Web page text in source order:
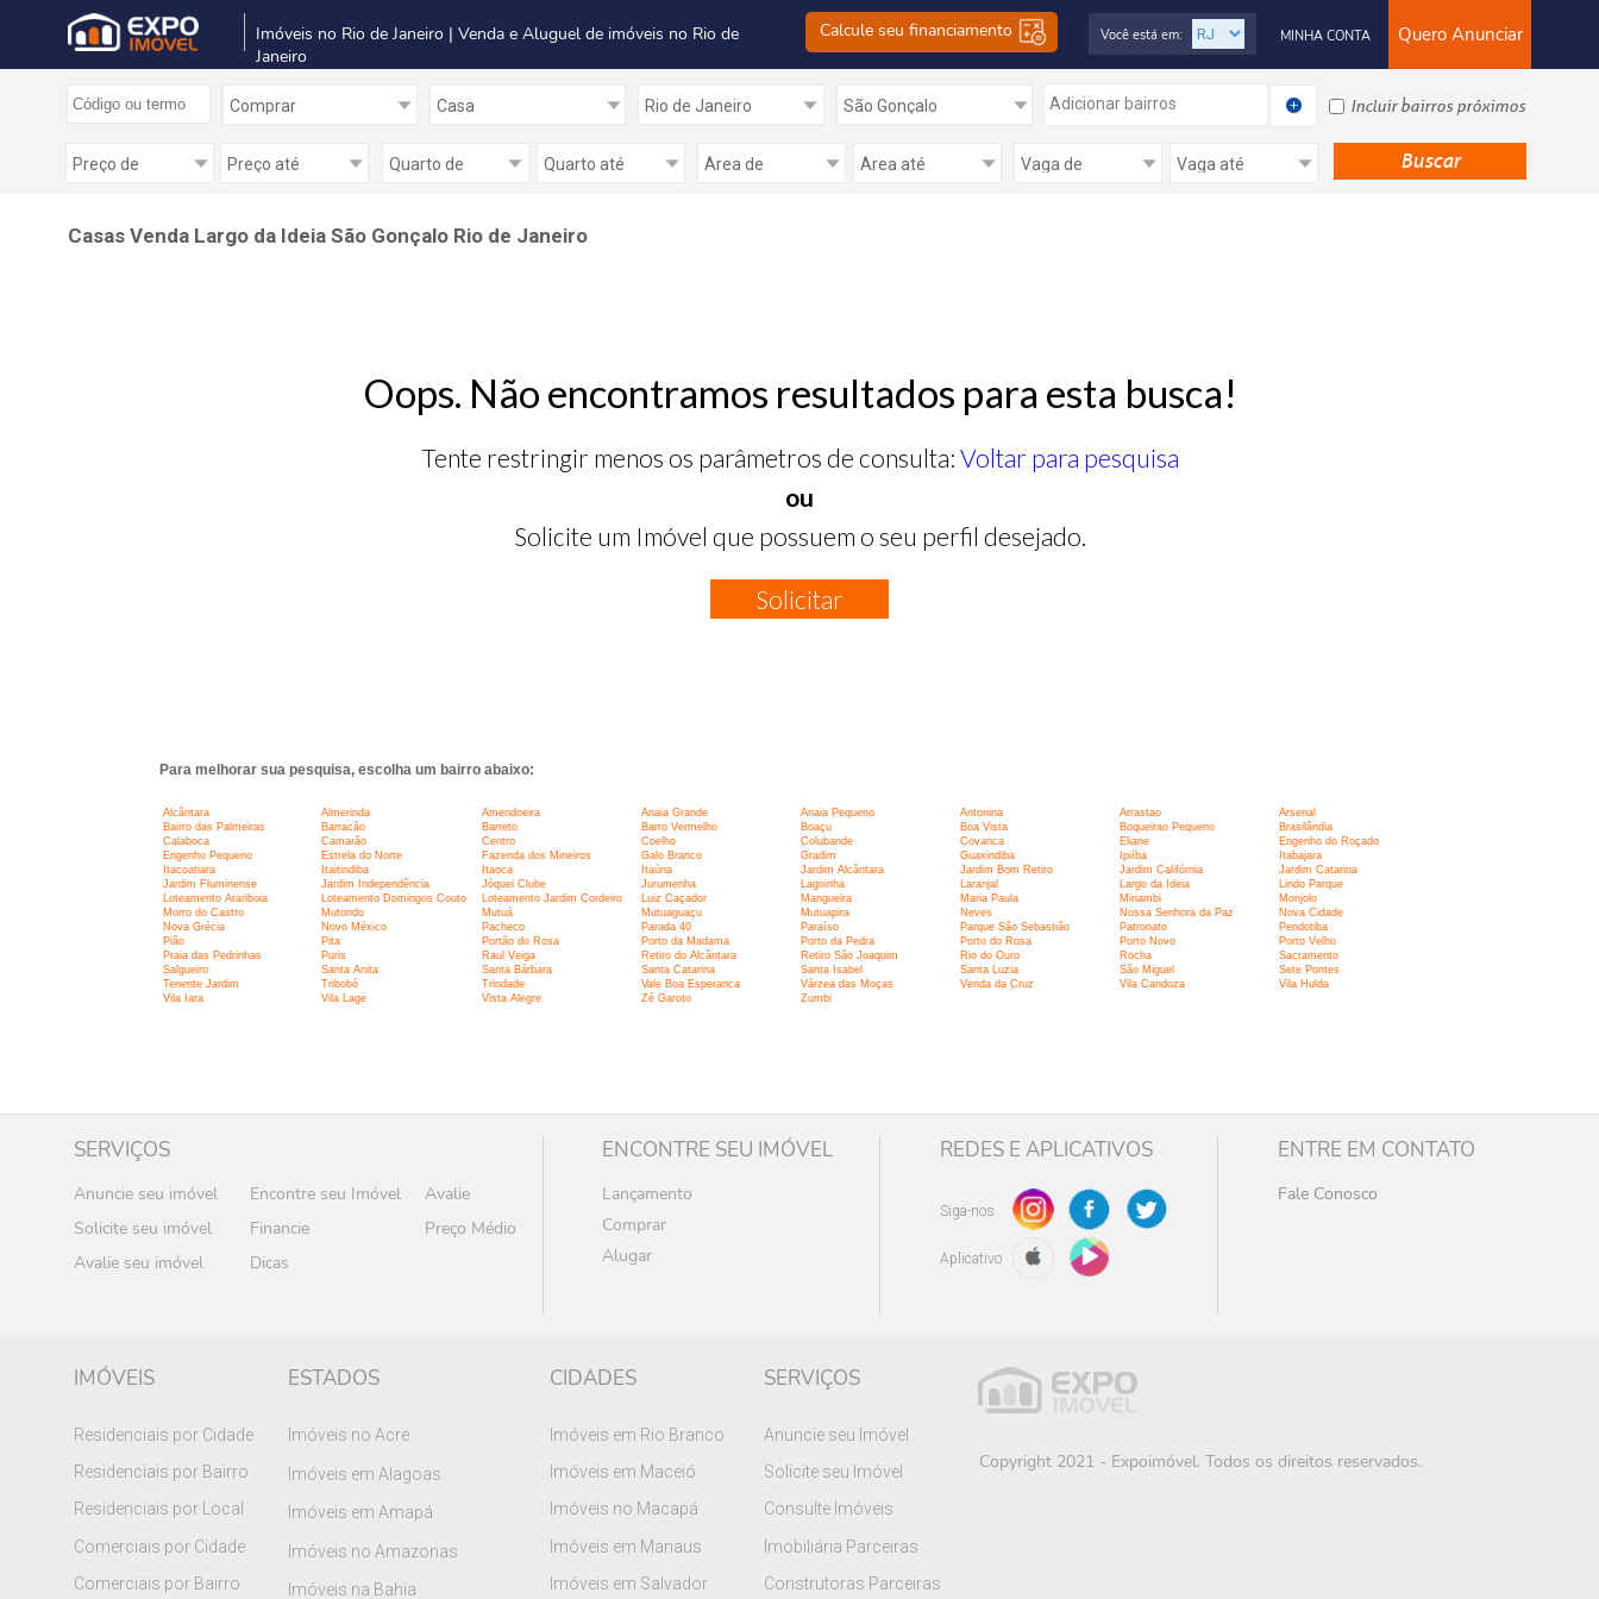
Imóveis no Rio de Janeiro | Venda e Aluguel de imóveis no Rio de
Janeiro
Calcule seu financiamento Quero Anunciar
MINHA CONTA
Você está em:
Adicionar bairros Incluir bairros próximos
Casas Venda Largo da Ideia São Gonçalo Rio de Janeiro
Oops. Não encontramos resultados para esta busca!
Tente restringir menos os parâmetros de consulta: Voltar para pesquisa
ou
Solicite um Imóvel que possuem o seu perfil desejado.
Solicitar
Para melhorar sua pesquisa, escolha um bairro abaixo:
Alcântara Almerinda Amendoeira Anaia Grande Anaia Pequeno Antonina Arrastao
Arsenal
Bairro das Palmeiras
Barracão Barreto Barro Vermelho Boaçu Boa Vista Boqueirao Pequeno
Brasilândia
Calaboca
Camarão Centro Coelho Colubande Covanca Eliane
Engenho do Roçado
Engenho Pequeno
Estrela do Norte Fazenda dos Mineiros Galo Branco Gradim Guaxindiba Ipiíba
Itabajara
Itacoatiara
Itaitindiba Itaoca Itaúna Jardim Alcântara Jardim Bom Retiro Jardim Califórnia
Jardim Catarina
Jardim Fluminense
Jardim Independência Jóquei Clube Jurumenha Lagoinha Laranjal Largo da Ideia
Lindo Parque
Loteamento Arariboia
Loteamento Domingos Couto Loteamento Jardim Cordeiro Luiz Caçador Mangueira Maria Paula Miriambi
Monjolo
Morro do Castro
Mutondo Mutuá Mutuaguaçu Mutuapira Neves Nossa Senhora da Paz
Nova Cidade
Nova Grécia
Novo México Pacheco Parada 40 Paraíso Parque São Sebastião Patronato
Pendotiba
Pião
Pita Portão do Rosa Porto da Madama Porto da Pedra Porto do Rosa Porto Novo
Porto Velho
Praia das Pedrinhas
Puris Raul Veiga Retiro do Alcântara Retiro São Joaquim Rio do Ouro Rocha
Sacramento
Salgueiro
Santa Anita Santa Bárbara Santa Catarina Santa Isabel Santa Luzia São Miguel
Sete Pontes
Tenente Jardim
Tribobó Trindade Vale Boa Esperanca Várzea das Moças Venda da Cruz Vila Candoza
Vila Hulda
Vila Iara
Vila Lage Vista Alegre Zé Garoto Zumbi
SERVIÇOS
Anuncie seu imóvel Encontre seu Imóvel
Avalie
Solicite seu imóvel
Financie
Preço Médio
Avalie seu imóvel
Dicas
ENCONTRE SEU IMÓVEL
Lançamento
Comprar
Alugar
REDES E APLICATIVOS
Siga-nos
Aplicativo
ENTRE EM CONTATO
Fale Conosco
IMÓVEIS
Residenciais por Cidade
Residenciais por Bairro
Residenciais por Local
Comerciais por Cidade
Comerciais por Bairro
ESTADOS
Imóveis no Acre
Imóveis em Alagoas
Imóveis em Amapá
Imóveis no Amazonas
Imóveis na Bahia
CIDADES
Imóveis em Rio Branco
Imóveis em Maceió
Imóveis no Macapá
Imóveis em Manaus
Imóveis em Salvador
SERVIÇOS
Anuncie seu Imóvel
Solicite seu Imóvel
Consulte Imóveis
Imobiliária Parceiras
Construtoras Parceiras
Copyright 2021 - Expoimóvel. Todos os direitos reservados.